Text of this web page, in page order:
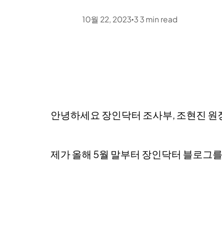
10월 22, 2023•3 3 min read
안녕하세요 장인닥터 조사부, 조현진 원
제가 올해 5월 말부터 장인닥터 블로그